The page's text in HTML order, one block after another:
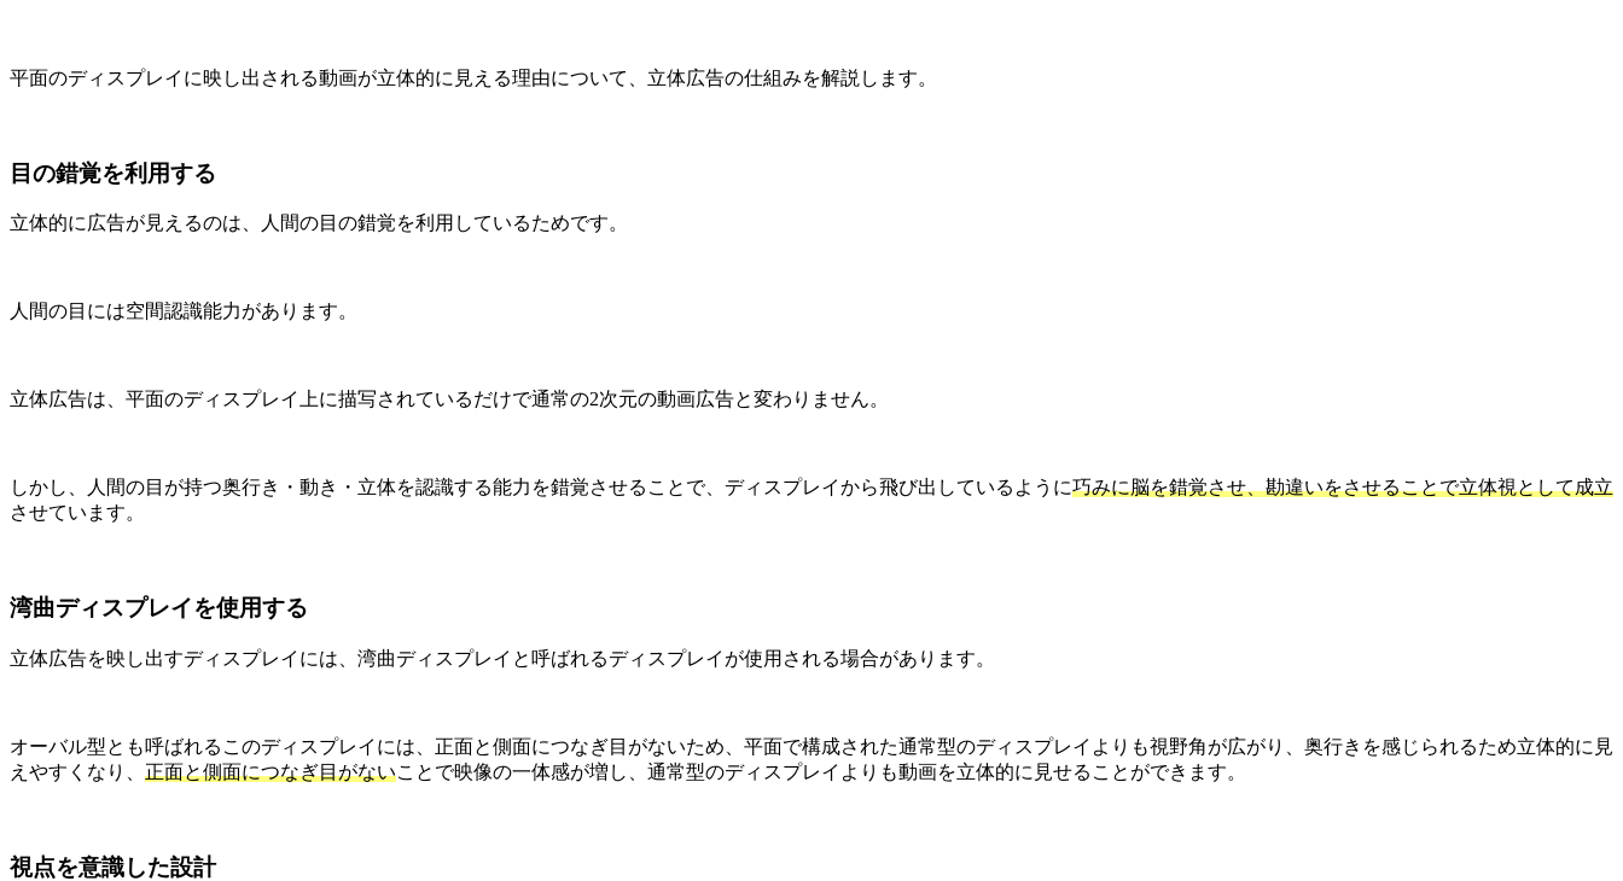
平面のディスプレイに映し出される動画が立体的に見える理由について、立体広告の仕組みを解説します。
目の錯覚を利用する
立体的に広告が見えるのは、人間の目の錯覚を利用しているためです。
人間の目には空間認識能力があります。
立体広告は、平面のディスプレイ上に描写されているだけで通常の2次元の動画広告と変わりません。
しかし、人間の目が持つ奥行き・動き・立体を認識する能力を錯覚させることで、ディスプレイから飛び出しているように巧みに脳を錯覚させ、勘違いをさせることで立体視として成立
させています。
湾曲ディスプレイを使用する
立体広告を映し出すディスプレイには、湾曲ディスプレイと呼ばれるディスプレイが使用される場合があります。
オーバル型とも呼ばれるこのディスプレイには、正面と側面につなぎ目がないため、平面で構成された通常型のディスプレイよりも視野角が広がり、奥行きを感じられるため立体的に見
えやすくなり、 正面と側面につなぎ目がないことで映像の一体感が増し、通常型のディスプレイよりも動画を立体的に見せることができます。
視点を意識した設計